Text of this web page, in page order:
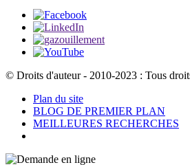
© Droits d'auteur - 2010-2023 : Tous
Plan du site
BLOG DE PREMIER PLAN
MEILLEURES RECHERCHES